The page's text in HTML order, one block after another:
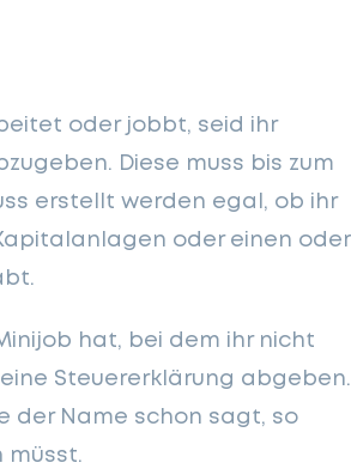
oder jobbt, seid ihr
Diese muss bis zum
erstellt werden egal, ob ihr
oder einen oder
hat, bei dem ihr nicht
Steuererklärung abgeben.
der Name schon sagt, so
müsst.